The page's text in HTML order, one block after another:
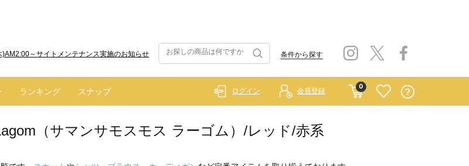
)AM2:00～サイトメンテナンス実施のお知らせ
せ】ヤマト運輸の配送遅延・停止について 条件から探す
ランキング スナップ
0
ログイン 会員登録
（サマンサモスモス ラーゴム）/レッド/赤系